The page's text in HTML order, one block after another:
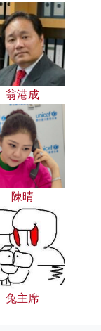
翁港成
陳晴
兔主席